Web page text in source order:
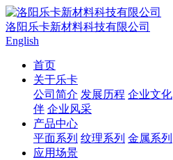
洛阳乐卡新材料科技有限公司
English
首页
关于乐卡
公司简介 发展历程 企业文化
伴 企业风采
产品中心
平面系列 纹理系列 金属系列
应用场景